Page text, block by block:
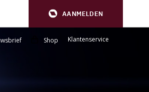
AANMELDEN
Shop Klantenservice